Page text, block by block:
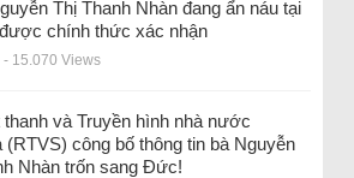
Thị Thanh Nhàn đang ẩn náu tại
chính thức xác nhận
- 15.070 Views
và Truyền hình nhà nước
(RTVS) công bố thông tin bà Nguyễn
Nhàn trốn sang Đức!